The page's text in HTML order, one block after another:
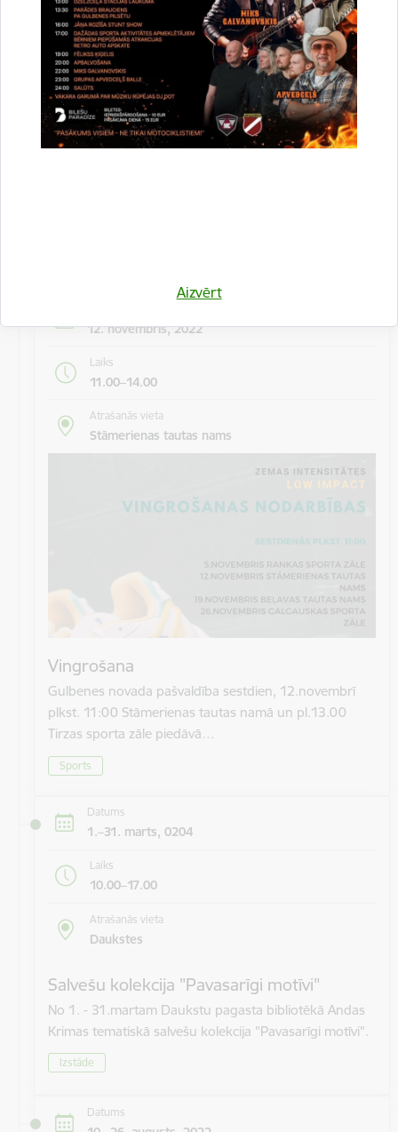
Aizvērt
12. novembris, 2022
Laiks
11.00–14.00
Atrašanās vieta
Stāmerienas tautas nams
Vingrošana
Gulbenes novada pašvaldība sestdien, 12.novembrī
plkst. 11:00 Stāmerienas tautas namā un pl.13.00
Tirzas sporta zāle piedāvā…
Sports
Datums
1.–31. marts, 0204
Laiks
10.00–17.00
Atrašanās vieta
Daukstes
Salvešu kolekcija "Pavasarīgi motīvi"
No 1. - 31.martam Daukstu pagasta bibliotēkā Andas
Krimas tematiskā salvešu kolekcija "Pavasarīgi motīvi".
Izstāde
Datums